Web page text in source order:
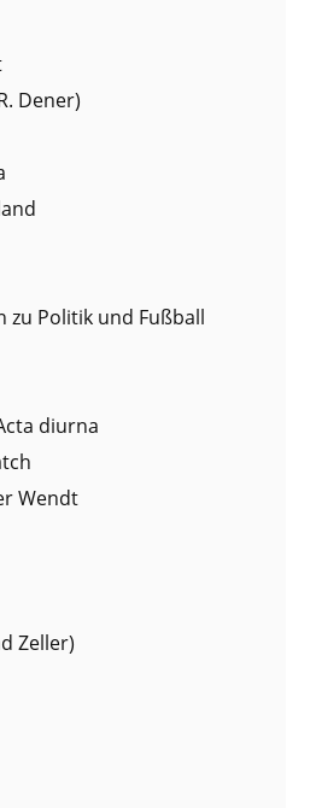
Dener)
zu Politik und Fußball
diurna
Wendt
Zeller)